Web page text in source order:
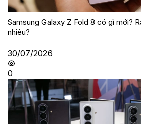
Samsung Galaxy Z Fold 8 có gì mới?
nhiêu?
30/07/2026
0